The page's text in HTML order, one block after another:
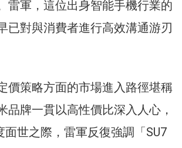
雷軍，這位出身智能手機行業的
已對與消費者進行高效溝通游刃
價策略方面的市場進入路徑堪稱
品牌一貫以高性價比深入人心，
面世之際，雷軍反復強調「SU7